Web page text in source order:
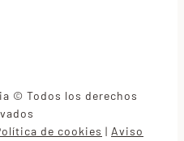
© Todos los derechos
de cookies | Aviso